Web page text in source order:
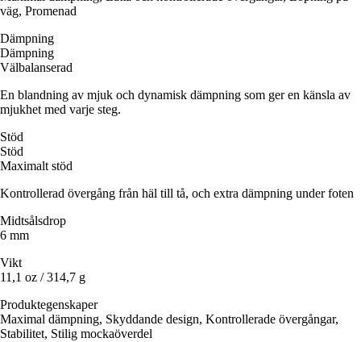
väg, Promenad
Dämpning
Dämpning
Välbalanserad
En blandning av mjuk och dynamisk dämpning som ger en känsla av
mjukhet med varje steg.
Stöd
Stöd
Maximalt stöd
Kontrollerad övergång från häl till tå, och extra dämpning under foten
Midtsålsdrop
6 mm
Vikt
11,1 oz / 314,7 g
Produktegenskaper
Maximal dämpning, Skyddande design, Kontrollerade övergångar,
Stabilitet, Stilig mockaöverdel